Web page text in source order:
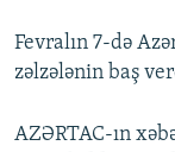
AZADLIQRADIOSU
BIZIMLƏ ƏLAQƏ
XƏBƏR
RFE/RL-in
Fevralın 7-də
zəlzələnin baş
AZƏRTAC-ın